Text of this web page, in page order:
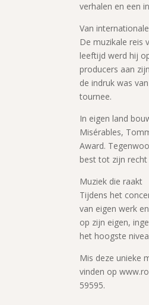
verhalen en een
Van
De muzikale reis
leeftijd werd hij
producers aan
de indruk was
tournee.
In eigen land
Misérables,
Award.
best tot zijn
Muziek die raakt
Tijdens het
van eigen werk
op zijn eigen,
het hoogste
Mis deze unieke
vinden op
59595.